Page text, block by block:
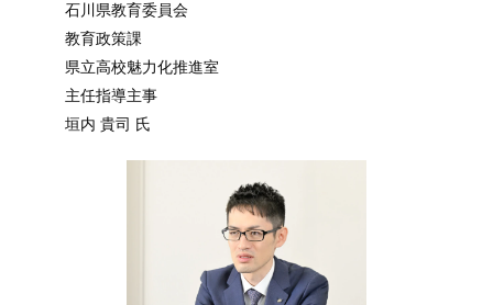
石川県教育委員会
教育政策課
県立高校魅力化推進室
主任指導主事
垣内 貴司 氏